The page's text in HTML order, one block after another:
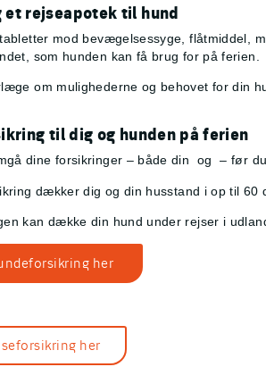
et rejseapotek til hund
mod bevægelsessyge, flåtmiddel,
som hunden kan få brug for på ferien.
om mulighederne og behovet for din
til dig og hunden på ferien
dine forsikringer – både din og – før
dækker dig og din husstand i op til
kan dække din hund under rejser i
her
her